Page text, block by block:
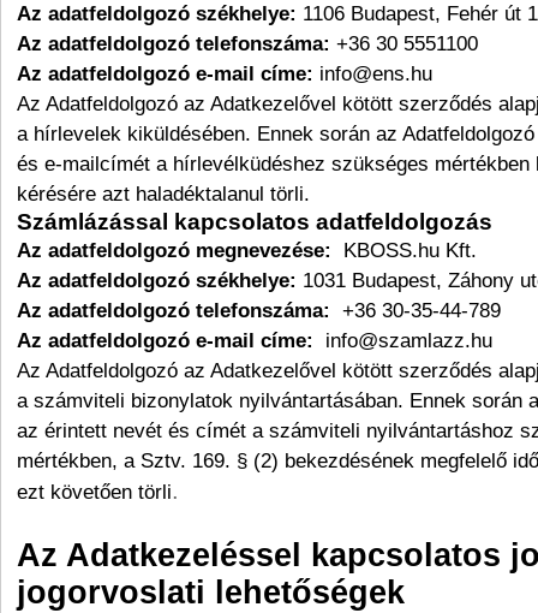
Az adatfeldolgozó székhelye: 1106 Budapest, Fehér út
Az adatfeldolgozó telefonszáma: +36 30 5551100
Az adatfeldolgozó e-mail címe: info@ens.hu
Az Adatfeldolgozó az Adatkezelővel kötött szerződés
a hírlevelek kiküldésében. Ennek során az
és e-mailcímét a hírlevélküdéshez szükséges
kérésére azt haladéktalanul törli.
Számlázással kapcsolatos adatfeldolgozás
Az adatfeldolgozó megnevezése: KBOSS.hu Kft.
Az adatfeldolgozó székhelye: 1031 Budapest, Záhony
Az adatfeldolgozó telefonszáma: +36 30-35-44-789
Az adatfeldolgozó e-mail címe: info@szamlazz.hu
Az Adatfeldolgozó az Adatkezelővel kötött szerződés
a számviteli bizonylatok nyilvántartásában. Ennek során
az érintett nevét és címét a számviteli nyilvántartáshoz
mértékben, a Sztv. 169. § (2) bekezdésének megfelelő
ezt követően törli.
Az Adatkezeléssel kapcsolatos
jogorvoslati lehetőségek